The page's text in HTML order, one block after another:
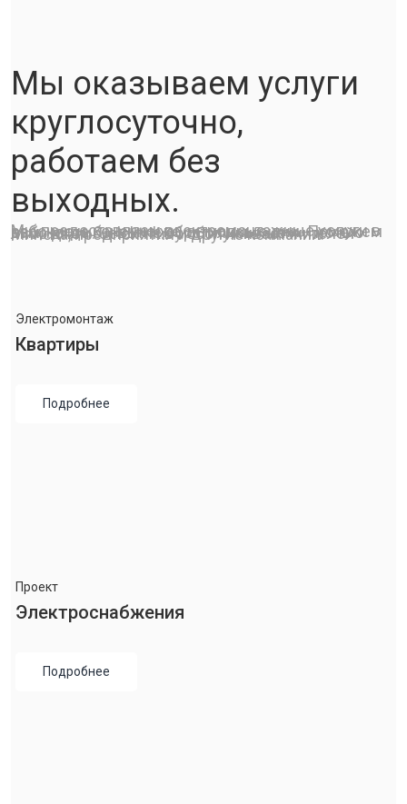
Мы оказываем услуги
круглосуточно,
работаем без
выходных.
Мы предоставляем электромонтажные услуги в рабочие и, конечно же, выходные дни. Поможем вам, когда бы вы не обратились к нам – ночью либо днем. Jelektrik.By обслуживает жителей Минска, предприятия и другие компании.
Электромонтаж
Квартиры
Подробнее
Проект
Электроснабжения
Подробнее